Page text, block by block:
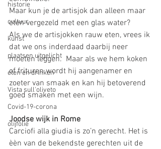
historie
cultuur
kunst
plaatsen uitgelicht
eten en drinken
Vista sull'oliveto
Covid-19-corona
olijfolie
Maar kun je de artisjok dan alleen maar
eten vergezeld met een glas water?
Als we de artisjokken rauw eten, vrees ik
dat we ons inderdaad daarbij neer
moeten leggen.  Maar als we hem koken
of frituren wordt hij aangenamer en
zoeter van smaak en kan hij betoverend
goed smaken met een wijn.
Joodse wijk in Rome
Carciofi alla giudia is zo’n gerecht. Het is
èèn van de bekendste gerechten uit de